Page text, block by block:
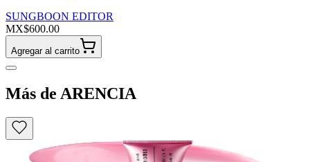
SUNGBOON EDITOR
MX$600.00
Agregar al carrito
Más de ARENCIA